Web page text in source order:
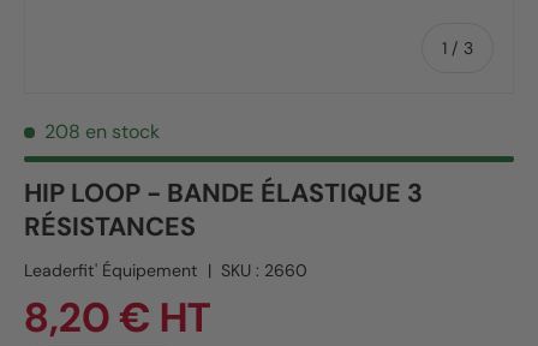
1 / de
3
208 en stock
HIP LOOP - BANDE ÉLASTIQUE 3
RÉSISTANCES
Leaderfit' Équipement | SKU : 2660
8,20 € HT